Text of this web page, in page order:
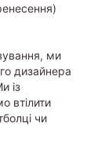
ми
дизайнера
із
втілити
чи